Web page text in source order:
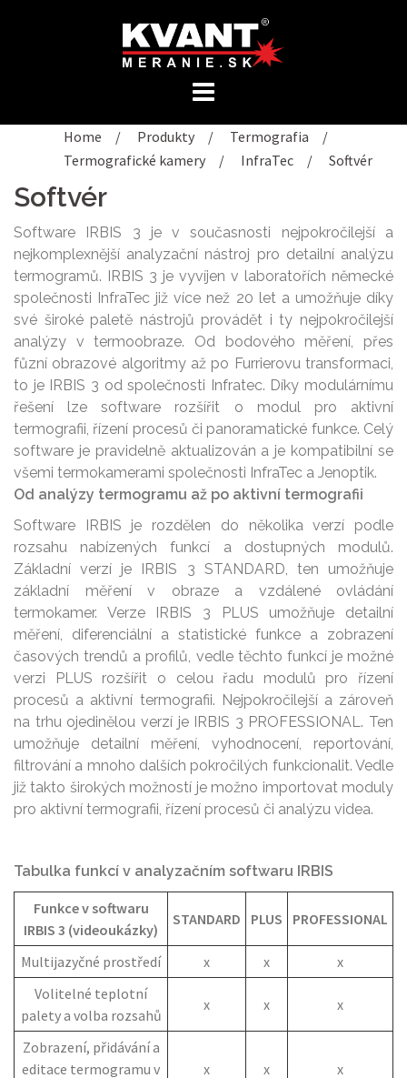
Home / Produkty / Termografia
/
Termografické kamery
/ InfraTec / Softvér
Softvér
Software IRBIS 3 je v současnosti nejpokročilejší a
nejkomplexnější analyzační nástroj pro detailní analýzu
termogramů. IRBIS 3 je vyvíjen v laboratořích německé
společnosti InfraTec již více než 20 let a umožňuje díky
své široké paletě nástrojů provádět i ty nejpokročilejší
analýzy v termoobraze. Od bodového měření, přes
fůzní obrazové algoritmy až po Furrierovu transformaci,
to je IRBIS 3 od společnosti Infratec. Díky modulárnímu
řešení lze software rozšířit o modul pro aktivní
termografii, řízení procesů či panoramatické funkce. Celý
software je pravidelně aktualizován a je kompatibilní se
všemi termokamerami společnosti InfraTec a Jenoptik.
Od analýzy termogramu až po aktivní termografii
Software IRBIS je rozdělen do několika verzí podle
rozsahu nabízených funkcí a dostupných modulů.
Základní verzí je IRBIS 3 STANDARD, ten umožňuje
základní měření v obraze a vzdálené ovládání
termokamer. Verze IRBIS 3 PLUS umožňuje detailní
měření, diferenciální a statistické funkce a zobrazení
časových trendů a profilů, vedle těchto funkcí je možné
verzi PLUS rozšířit o celou řadu modulů pro řízení
procesů a aktivní termografii. Nejpokročilejší a zároveň
na trhu ojedinělou verzí je IRBIS 3 PROFESSIONAL. Ten
umožňuje detailní měření, vyhodnocení, reportování,
filtrování a mnoho dalších pokročilých funkcionalit. Vedle
již takto širokých možností je možno importovat moduly
pro aktivní termografii, řízení procesů či analýzu videa.
Tabulka funkcí v analyzačním softwaru IRBIS
Funkce v softwaru
IRBIS 3 (videoukázky)
STANDARD PLUS PROFESSIONAL
Multijazyčné prostředí x x
x
Volitelné teplotní
palety a volba rozsahů
x x x
Zobrazení, přidávání a
editace termogramu v
x x x